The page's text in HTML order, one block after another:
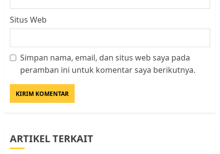
Situs Web
Simpan nama, email, dan situs web saya pada
peramban ini untuk komentar saya berikutnya.
ARTIKEL TERKAIT
Datangi Pemko Batam, Warga
Warga Rempang Ajukan